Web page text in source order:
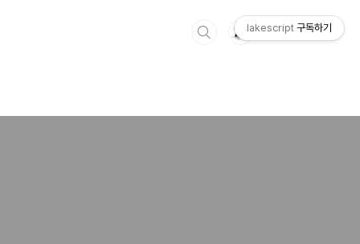
lakescript 구독하기